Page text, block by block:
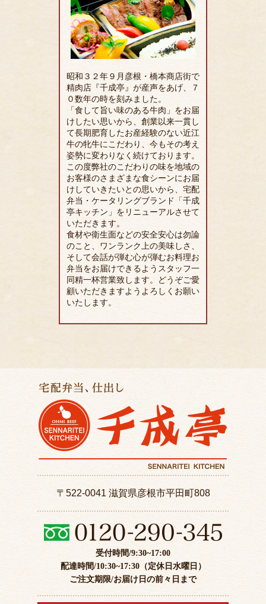
昭和３２年９月彦根・橋本商店街で
精肉店『千成亭』が産声をあげ、７
０数年の時を刻みました。
「食して旨い味のある牛肉」をお届
けしたい思いから、創業以来一貫し
て長期肥育したお産経験のない近江
牛の牝牛にこだわり、今もその考え
姿勢に変わりなく続けております。
この度弊社のこだわりの味を地域の
お客様のさまざまな食シーンにお届
けしていきたいとの思いから、宅配
弁当・ケータリングブランド「千成
亭キッチン」をリニューアルさせて
いただきます。
食材や衛生面などの安全安心は勿論
のこと、ワンランク上の美味しさ、
そして会話が弾む心が弾むお料理お
弁当をお届けできるようスタッフ一
同精一杯営業致します。どうぞご愛
顧いただきますようよろしくお願い
いたします。
〒522-0041 滋賀県彦根市平田町808
受付時間/9:30~17:00
配達時間/10:30~17:30（定休日水曜日）
ご注文期限/お届け日の前々日まで